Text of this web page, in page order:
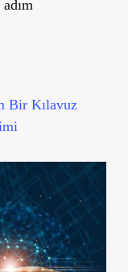
Bir Kılavuz